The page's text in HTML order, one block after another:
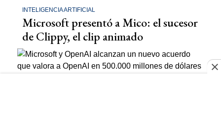
INTELIGENCIA ARTIFICIAL
Microsoft presentó a Mico: el sucesor
de Clippy, el clip animado